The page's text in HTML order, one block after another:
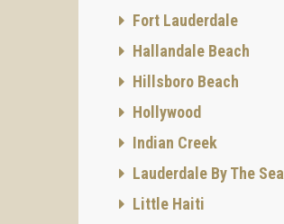
Fort Lauderdale
Hallandale Beach
Hillsboro Beach
Hollywood
Indian Creek
Lauderdale By The Sea
Little Haiti